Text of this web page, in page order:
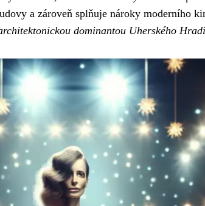
a zároveň splňuje nároky moderního
dominantou Uherského